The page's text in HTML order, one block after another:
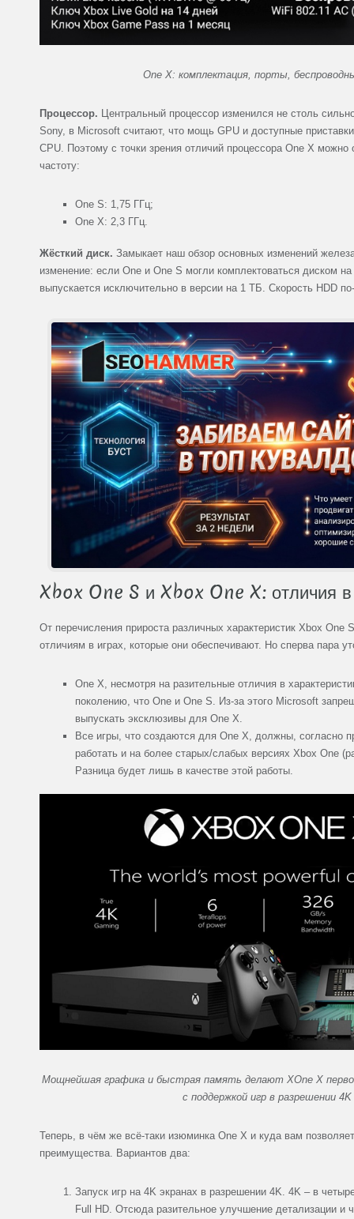
One X: комплектация, порты,
Процессор. Центральный процессор изменился не столь
Sony, в Microsoft считают, что мощь GPU и доступные
CPU. Поэтому с точки зрения отличий процессора One X можно
частоту:
One S: 1,75 ГГц;
One X: 2,3 ГГц.
Жёсткий диск. Замыкает наш обзор основных изменений
изменение: если One и One S могли комплектоваться диском
выпускается исключительно в версии на 1 ТБ. Скорость HDD
Xbox One S и Xbox One X: отличия в
От перечисления прироста различных характеристик Xbox One
отличиям в играх, которые они обеспечивают. Но сперва пара
One X, несмотря на разительные отличия в
поколению, что One и One S. Из-за этого Microsoft
выпускать эксклюзивы для One X.
Все игры, что создаются для One X, должны, согласно
работать и на более старых/слабых версиях Xbox One
Разница будет лишь в качестве этой работы.
Мощнейшая графика и быстрая память делают XOne X
с поддержкой игр в разрешении 4K
Теперь, в чём же всё-таки изюминка One X и куда вам
преимущества. Вариантов два:
Запуск игр на 4K экранах в разрешении 4K. 4K – в
Full HD. Отсюда разительное улучшение детализации и